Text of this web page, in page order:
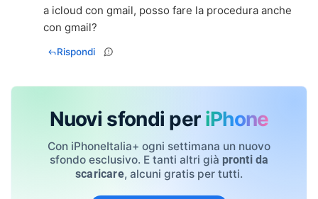
a icloud con gmail, posso fare la procedura anche
con gmail?
Rispondi
Nuovi sfondi per iPhone
Con iPhoneItalia+ ogni settimana un nuovo
sfondo esclusivo. E tanti altri già pronti da
scaricare, alcuni gratis per tutti.